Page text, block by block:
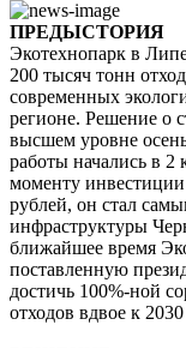
ПРЕДЫСТОРИЯ
Экотехнопарк в
200 тысяч тонн
современных
регионе. Решение о
высшем уровне
работы начались в
моменту инвестиции
рублей, он стал
инфраструктуры
ближайшее время
поставленную
достичь 100%-ной
отходов вдвое к 2030